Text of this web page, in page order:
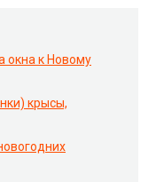
окна к Новому
крысы,